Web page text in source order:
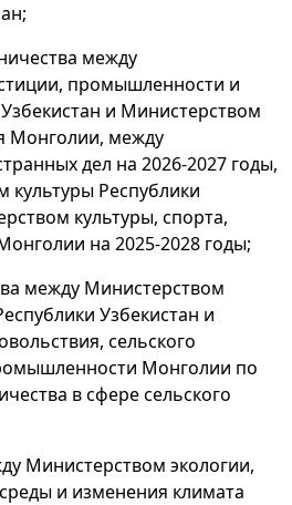
между
промышленности и
и Министерством
Монголии, между
дел на 2026-2027 годы,
Республики
культуры, спорта,
на 2025-2028 годы;
между Министерством
Узбекистан и
сельского
Монголии по
в сфере сельского
Министерством экологии,
и изменения климата